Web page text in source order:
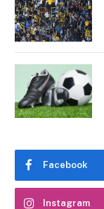
Facebook
Instagram